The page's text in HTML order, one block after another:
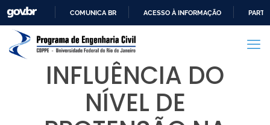
PARA
CONTEÚDO
COMUNICA BR ACESSO À INFORMAÇÃO
INFLUÊNCIA DO
NÍVEL DE